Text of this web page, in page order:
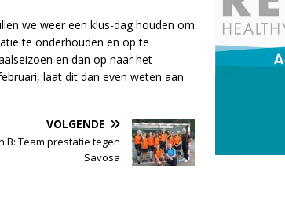
we weer een klus-dag houden om
te onderhouden en op te
en dan op naar het
laat dit dan even weten aan
VOLGENDE
B: Team prestatie tegen
Savosa